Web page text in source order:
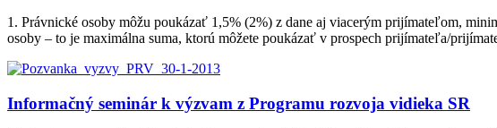
1. Právnické osoby môžu poukázať 1,5% (2%) z dane aj viacerým prijímateľom,
osoby – to je maximálna suma, ktorú môžete poukázať v prospech prijímateľa/
Informačný seminár k výzvam z Programu rozvoja vidieka SR